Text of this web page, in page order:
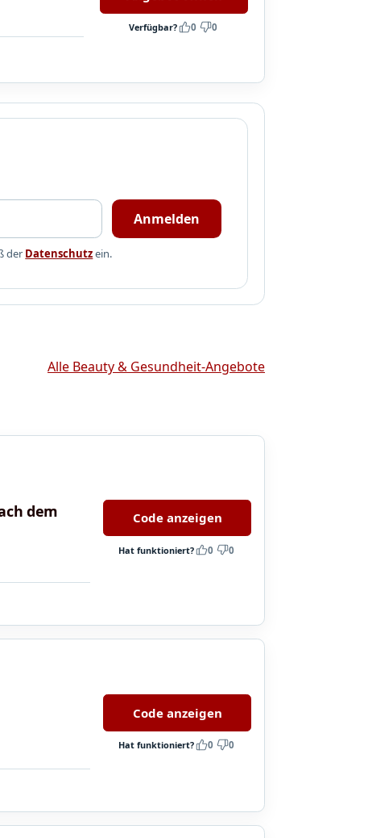
Verfügbar? 0 0
Anmelden
der Datenschutzein.
Alle Beauty & Gesundheit-Angebote
dem
Code anzeigen
Hat funktioniert? 0 0
Code anzeigen
Hat funktioniert? 0 0